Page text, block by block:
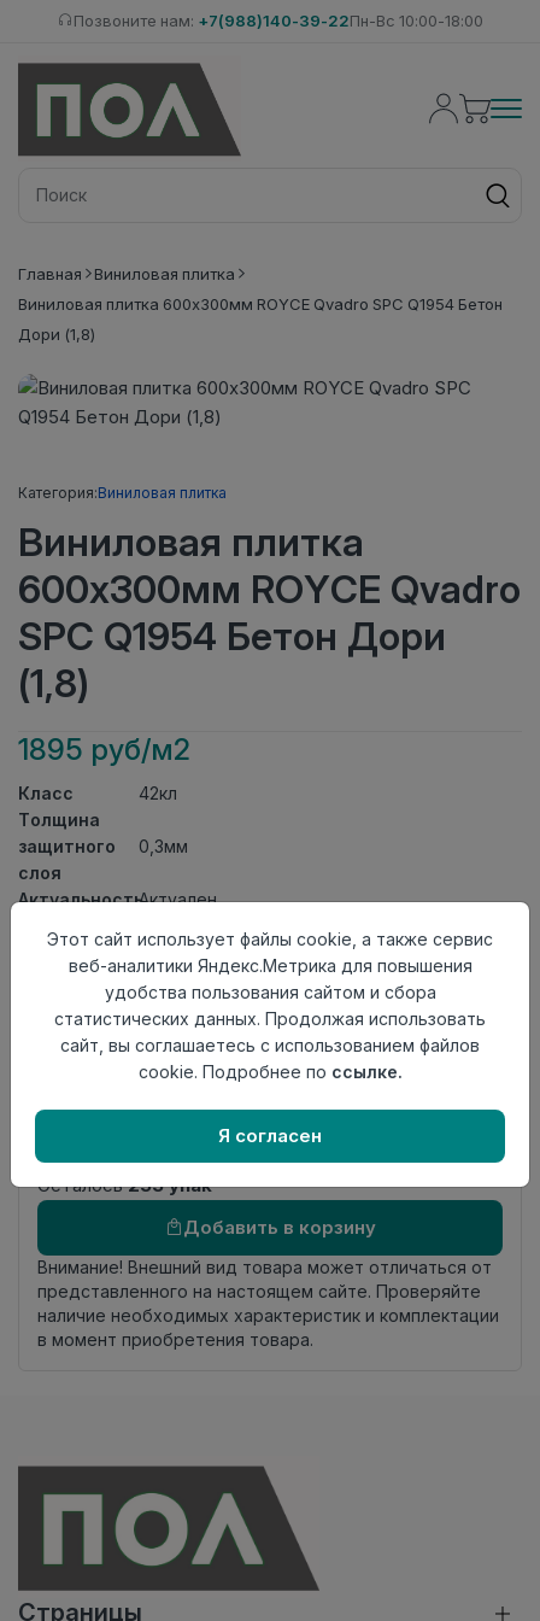
Позвоните нам: +7(988)140-39-22Пн-Вс 10:00-18:00
Главная
Виниловая плитка
Виниловая плитка 600x300мм ROYCE Qvadro SPC Q1954 Бетон
Дори (1,8)
Категория:Виниловая плитка
Виниловая плитка
600x300мм ROYCE Qvadro
SPC Q1954 Бетон Дори
(1,8)
1895 руб/м2
Класс
42кл
Толщина
защитного
слоя
0,3мм
АктуальностьАктуален
Размер
доски
600x300мм
Теплый пол
до +27 градусов
Способ
укладки
Замковый метод
4-х сторонняя фаска
Страна
Осталось253 упак
Добавить в корзину
Внимание! Внешний вид товара может отличаться от
представленного на настоящем сайте. Проверяйте
наличие необходимых характеристик и комплектации
в момент приобретения товара.
Страницы
Этот сайт использует файлы cookie, а также сервис
веб-аналитики Яндекс.Метрика для повышения
удобства пользования сайтом и сбора
статистических данных. Продолжая использовать
сайт, вы соглашаетесь с использованием файлов
cookie. Подробнее по ссылке.
Я согласен